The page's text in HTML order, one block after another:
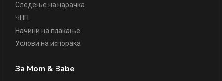
Следење на нарачка
ЧПП
Начини на плаќање
Услови на испорака
За Mom & Babe